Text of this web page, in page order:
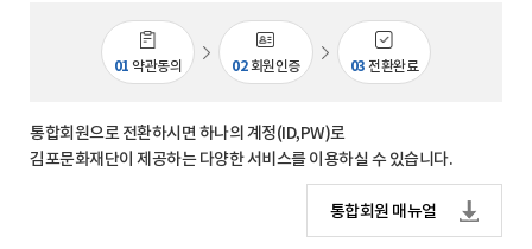
01 약관동의 02회원인증 03 전환완료
통합회원으로 전환하시면 하나의 계정(ID,PW)로
김포문화재단이 제공하는 다양한 서비스를 이용하실 수 있습니다.
통합회원 매뉴얼